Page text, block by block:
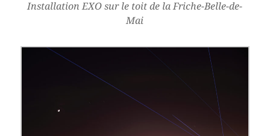
Installation EXO sur le toit de la Friche-Belle-de-
Mai